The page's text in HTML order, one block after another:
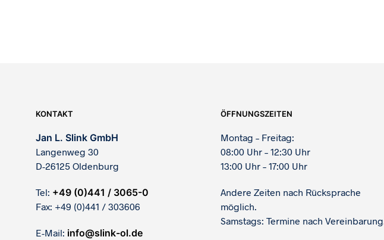
KONTAKT
Jan L. Slink GmbH
Langenweg 30
D-26125 Oldenburg
Tel: +49 (0)441 / 3065-0
Fax: +49 (0)441 / 303606
E-Mail: info@slink-ol.de
ÖFFNUNGSZEITEN
Montag – Freitag:
08:00 Uhr – 12:30 Uhr
13:00 Uhr – 17:00 Uhr
Andere Zeiten nach Rücksprache
möglich.
Samstags: Termine nach Vereinbarung.